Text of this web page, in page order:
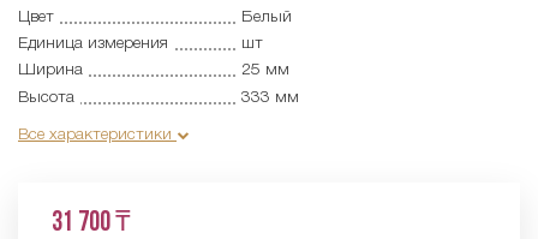
Цвет
Белый
Единица измерения
шт
Ширина
25 мм
Высота
333 мм
Все характеристики
31 700 ₸